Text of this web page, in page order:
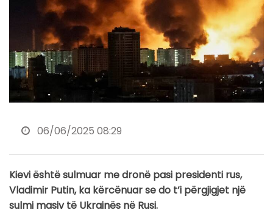
06/06/2025 08:29
Kievi është sulmuar me dronë pasi presidenti rus,
Vladimir Putin, ka kërcënuar se do t’i përgjigjet një
sulmi masiv të Ukrainës në Rusi.